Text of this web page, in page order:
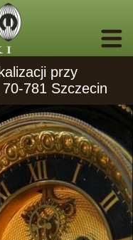
przy
781 Szczecin